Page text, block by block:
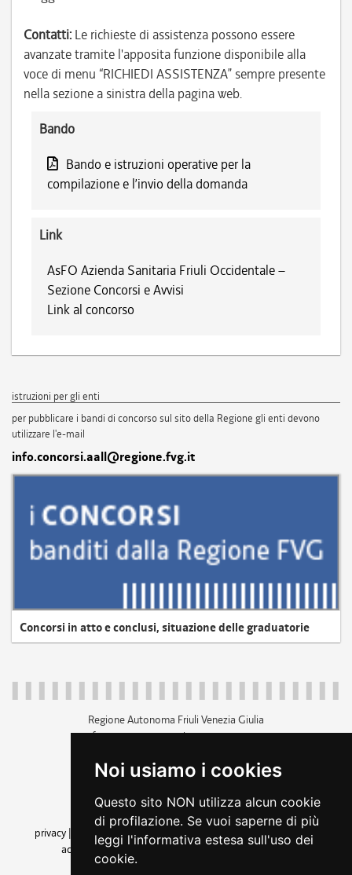
Noi usiamo i cookies
Questo sito NON utilizza alcun cookie
di profilazione. Se vuoi saperne di più
leggi l'informativa estesa sull'uso dei
cookie.
Contatti: Le richieste di assistenza possono essere
avanzate tramite l'apposita funzione disponibile alla
voce di menu “RICHIEDI ASSISTENZA” sempre presente
nella sezione a sinistra della pagina web.
Bando
Bando e istruzioni operative per la
compilazione e l’invio della domanda
Link
AsFO Azienda Sanitaria Friuli Occidentale –
Sezione Concorsi e Avvisi
Link al concorso
istruzioni per gli enti
per pubblicare i bandi di concorso sul sito della Regione gli enti devono
utilizzare l'e-mail
info.concorsi.aall@regione.fvg.it
Concorsi in atto e conclusi, situazione delle graduatorie
Regione Autonoma Friuli Venezia Giulia
c.f. 80014930327; p.iva 00526040324
+39 040 3771111
amministrazione trasparente
privacy
cookie |note legali accessibilità
dichiarazione di
accessibilità| feedback
cambio preferenze cookie